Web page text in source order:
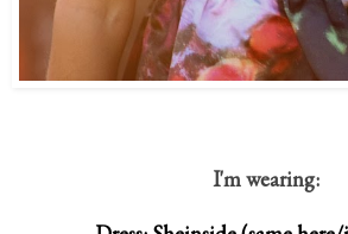
I'm wearing: